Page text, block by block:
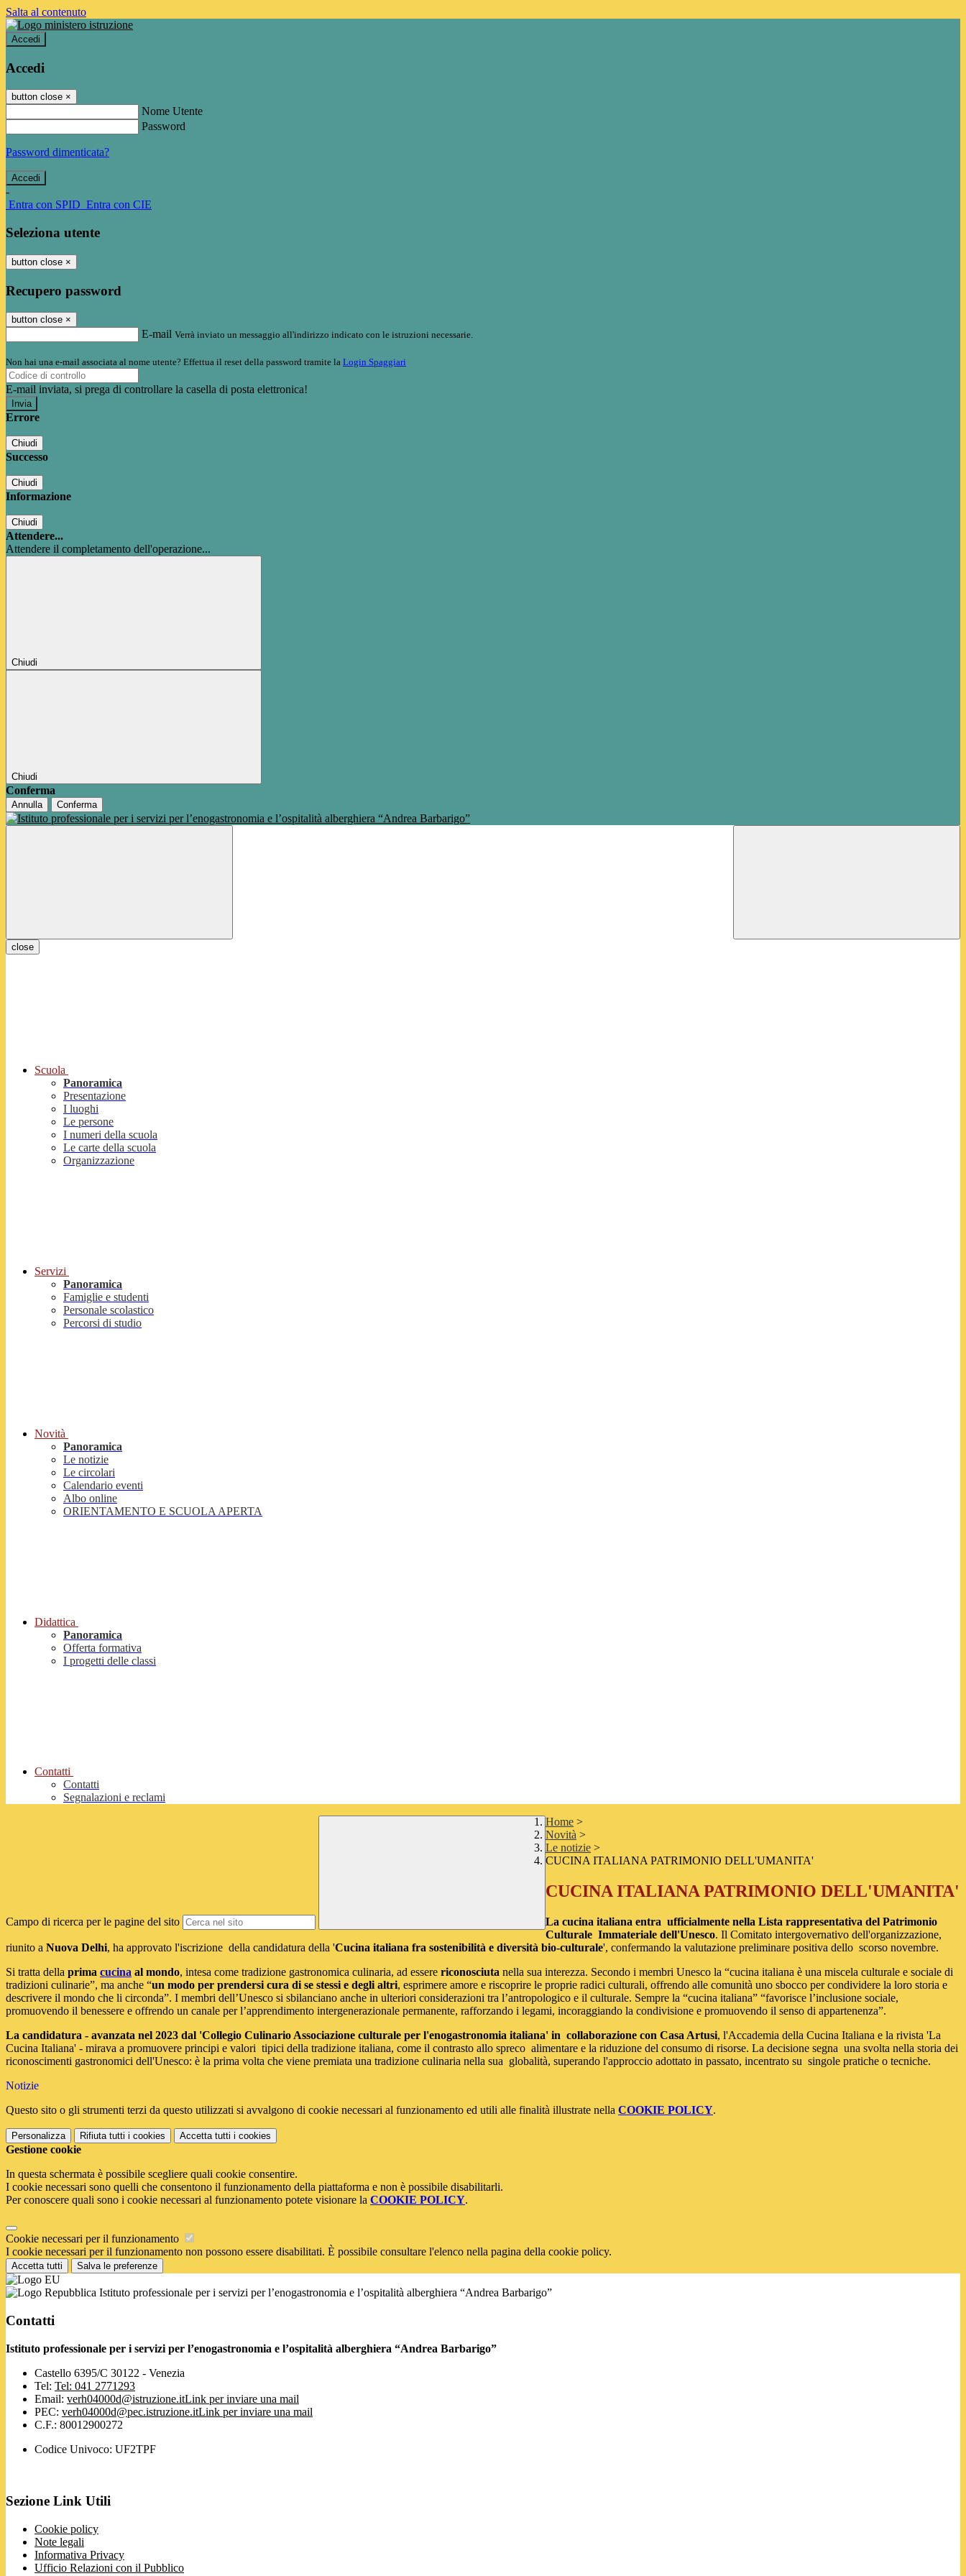
Salta al contenuto
Accedi
Accedi
button close ×
Nome Utente
Password
Password dimenticata?
-
Entra con SPID Entra con CIE
Seleziona utente
button close ×
Recupero password
button close ×
E-mail Verrà inviato un messaggio all'indirizzo indicato con le istruzioni necessarie.
Non hai una e-mail associata al nome utente? Effettua il reset della password tramite la Login Spaggiari
E-mail inviata, si prega di controllare la casella di posta elettronica!
Errore
Chiudi
Successo
Chiudi
Informazione
Chiudi
Attendere...
Attendere il completamento dell'operazione...
Chiudi
Chiudi
Conferma
Annulla Conferma
close
Scuola
Panoramica
Presentazione
I luoghi
Le persone
I numeri della scuola
Le carte della scuola
Organizzazione
Servizi
Panoramica
Famiglie e studenti
Personale scolastico
Percorsi di studio
Novità
Panoramica
Le notizie
Le circolari
Calendario eventi
Albo online
ORIENTAMENTO E SCUOLA APERTA
Didattica
Panoramica
Offerta formativa
I progetti delle classi
Contatti
Contatti
Segnalazioni e reclami
Campo di ricerca per le pagine del sito
Home >
Novità >
Le notizie >
CUCINA ITALIANA PATRIMONIO DELL'UMANITA'
CUCINA ITALIANA PATRIMONIO DELL'UMANITA'
La cucina italiana entra ufficialmente nella Lista rappresentativa del Patrimonio
Culturale Immateriale dell'Unesco. Il Comitato intergovernativo dell'organizzazione,
riunito a Nuova Delhi, ha approvato l'iscrizione della candidatura della 'Cucina italiana fra sostenibilità e diversità bio-culturale', confermando la valutazione preliminare positiva dello scorso novembre.
Si tratta della prima cucina al mondo, intesa come tradizione gastronomica culinaria, ad essere riconosciuta nella sua interezza. Secondo i membri Unesco la “cucina italiana è una miscela culturale e sociale di
tradizioni culinarie”, ma anche “un modo per prendersi cura di se stessi e degli altri, esprimere amore e riscoprire le proprie radici culturali, offrendo alle comunità uno sbocco per condividere la loro storia e
descrivere il mondo che li circonda”. I membri dell’Unesco si sbilanciano anche in ulteriori considerazioni tra l’antropologico e il culturale. Sempre la “cucina italiana” “favorisce l’inclusione sociale,
promuovendo il benessere e offrendo un canale per l’apprendimento intergenerazionale permanente, rafforzando i legami, incoraggiando la condivisione e promuovendo il senso di appartenenza”.
La candidatura - avanzata nel 2023 dal 'Collegio Culinario Associazione culturale per l'enogastronomia italiana' in collaborazione con Casa Artusi, l'Accademia della Cucina Italiana e la rivista 'La
Cucina Italiana' - mirava a promuovere principi e valori tipici della tradizione italiana, come il contrasto allo spreco alimentare e la riduzione del consumo di risorse. La decisione segna una svolta nella storia dei
riconoscimenti gastronomici dell'Unesco: è la prima volta che viene premiata una tradizione culinaria nella sua globalità, superando l'approccio adottato in passato, incentrato su singole pratiche o tecniche.
Notizie
Questo sito o gli strumenti terzi da questo utilizzati si avvalgono di cookie necessari al funzionamento ed utili alle finalità illustrate nella COOKIE POLICY.
Personalizza Rifiuta tutti i cookies Accetta tutti i cookies
Gestione cookie
In questa schermata è possibile scegliere quali cookie consentire.
I cookie necessari sono quelli che consentono il funzionamento della piattaforma e non è possibile disabilitarli.
Per conoscere quali sono i cookie necessari al funzionamento potete visionare la COOKIE POLICY.
Cookie necessari per il funzionamento
I cookie necessari per il funzionamento non possono essere disabilitati. È possibile consultare l'elenco nella pagina della cookie policy.
Accetta tutti Salva le preferenze
Istituto professionale per i servizi per l’enogastronomia e l’ospitalità alberghiera “Andrea Barbarigo”
Contatti
Istituto professionale per i servizi per l’enogastronomia e l’ospitalità alberghiera “Andrea Barbarigo”
Castello 6395/C 30122 - Venezia
Tel: Tel: 041 2771293
Email: verh04000d@istruzione.itLink per inviare una mail
PEC: verh04000d@pec.istruzione.itLink per inviare una mail
C.F.: 80012900272
Codice Univoco: UF2TPF
Sezione Link Utili
Cookie policy
Note legali
Informativa Privacy
Ufficio Relazioni con il Pubblico